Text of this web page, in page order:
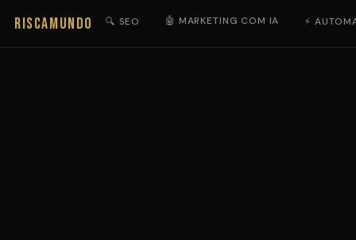
RISCAMUNDO 🔍 SEO 🤖 MARKETING COM IA ⚡